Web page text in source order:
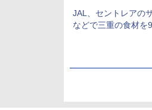
JAL、セントレアの
などで三重の食材を